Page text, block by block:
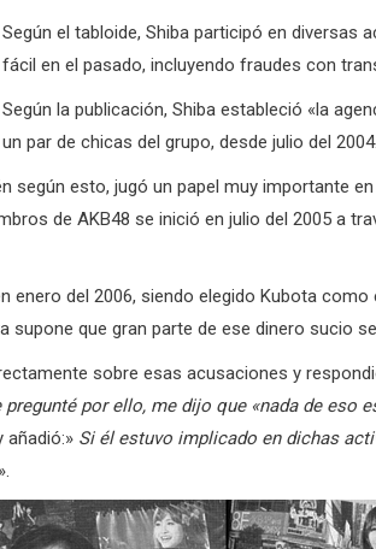
Según el tabloide, Shiba participó en diversas
fácil en el pasado, incluyendo fraudes con
Según la publicación, Shiba estableció «la
un par de chicas del grupo, desde julio del 2004.
según esto, jugó un papel muy importante
de AKB48 se inició en julio del 2005 a
enero del 2006, siendo elegido Kubota
supone que gran parte de ese dinero sucio
sobre esas acusaciones y
por ello, me dijo que «nada de eso
añadió:» Si él estuvo implicado en dichas